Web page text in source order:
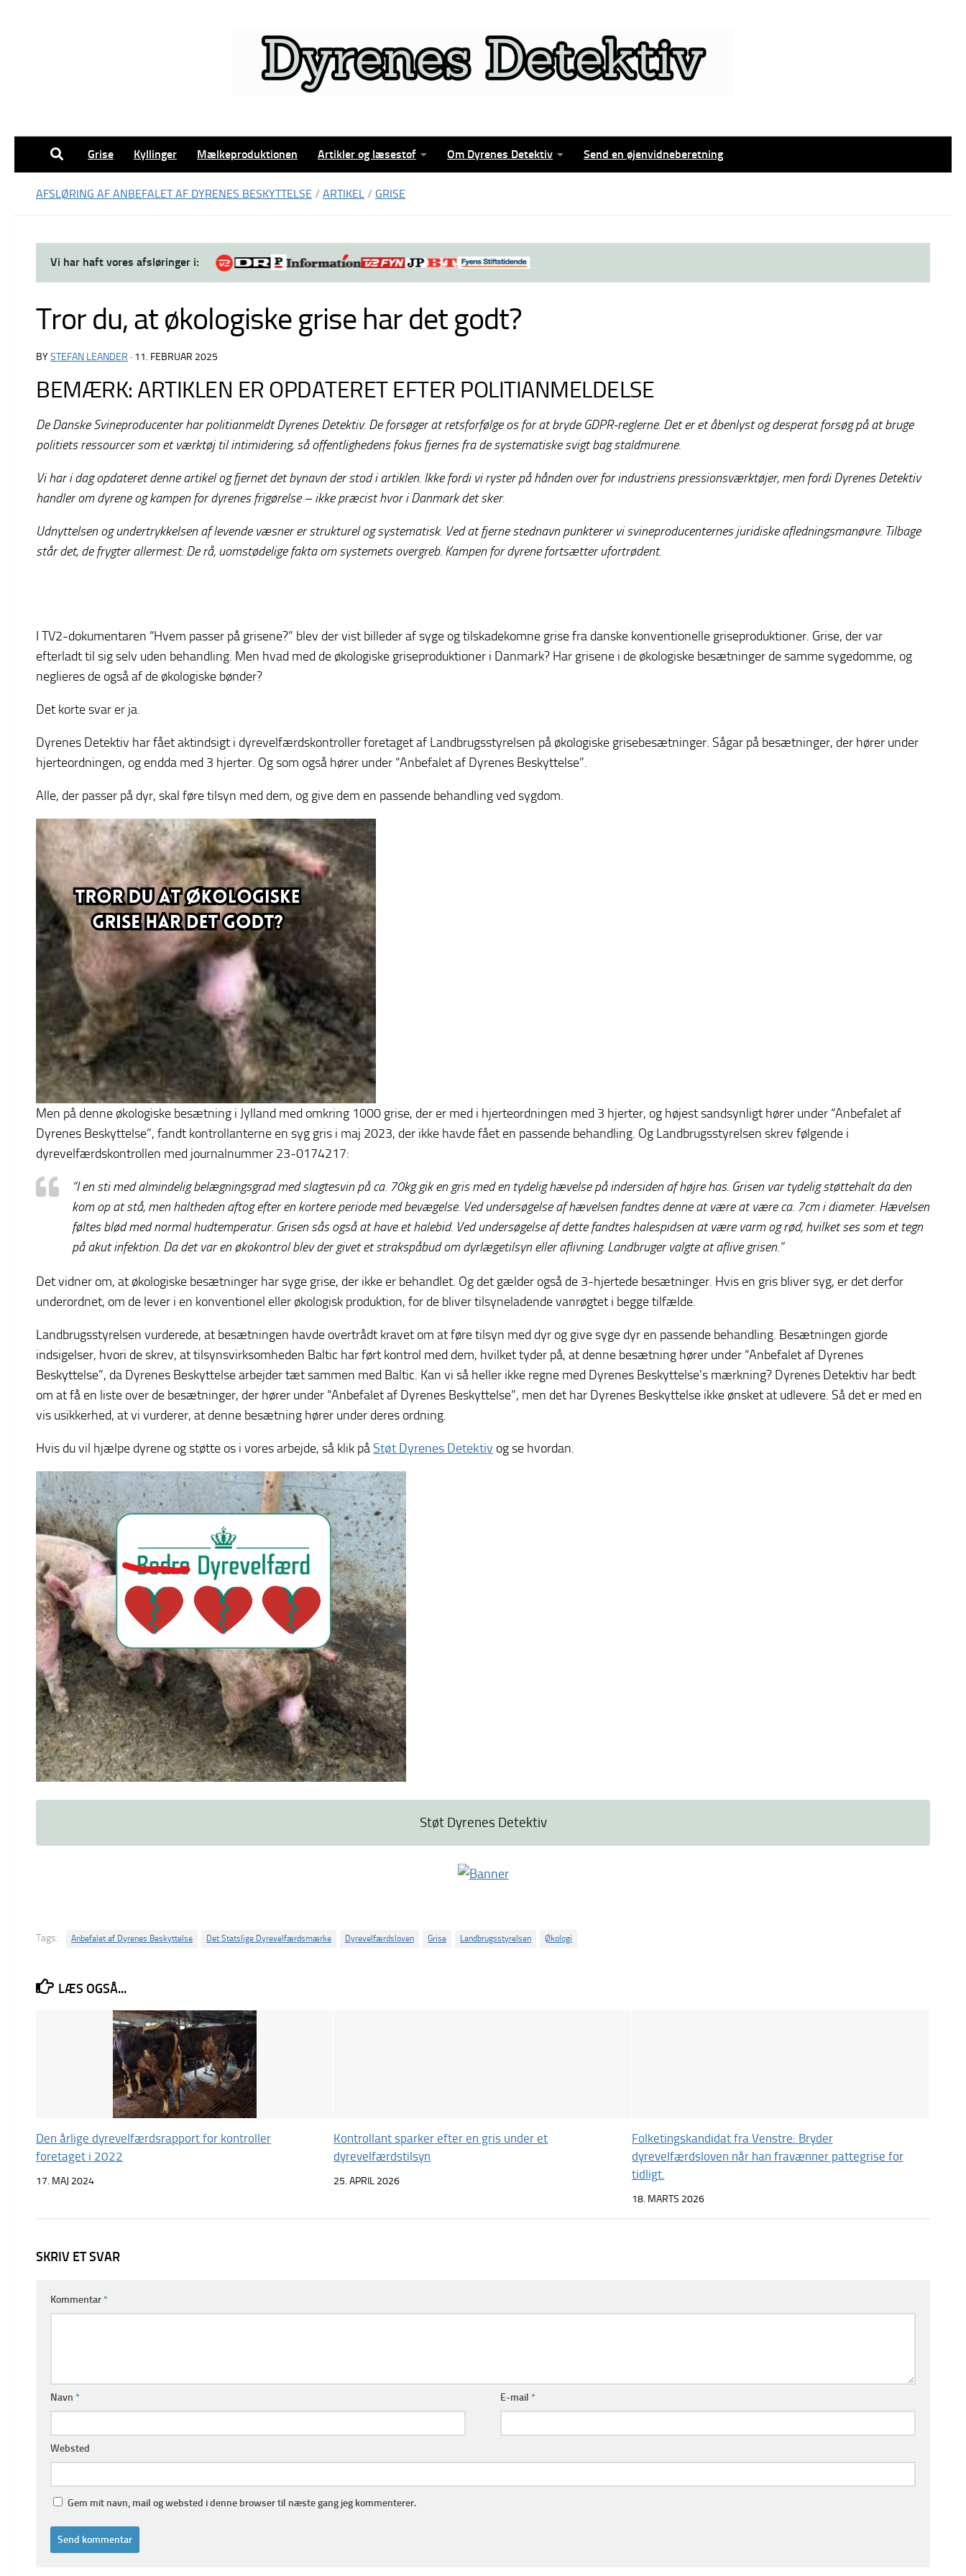
Grise Kyllinger Mælkeproduktionen Artikler og læsestof Om Dyrenes Detektiv Send en øjenvidneberetning
AFSLØRING AF ANBEFALET AF DYRENES BESKYTTELSE / ARTIKEL / GRISE
Vi har haft vores afsløringer i:
Tror du, at økologiske grise har det godt?
BYSTEFAN LEANDER · 11. FEBRUAR 2025
BEMÆRK: ARTIKLEN ER OPDATERET EFTER POLITIANMELDELSE
De Danske Svineproducenter har politianmeldt Dyrenes Detektiv. De forsøger at retsforfølge os for at bryde GDPR-reglerne. Det er et åbenlyst og desperat forsøg på at bruge
politiets ressourcer som et værktøj til intimidering, så offentlighedens fokus fjernes fra de systematiske svigt bag staldmurene.
Vi har i dag opdateret denne artikel og fjernet det bynavn der stod i artiklen. Ikke fordi vi ryster på hånden over for industriens pressionsværktøjer, men fordi Dyrenes Detektiv
handler om dyrene og kampen for dyrenes frigørelse – ikke præcist hvor i Danmark det sker.
Udnyttelsen og undertrykkelsen af levende væsner er strukturel og systematisk. Ved at fjerne stednavn punkterer vi svineproducenternes juridiske afledningsmanøvre. Tilbage
står det, de frygter allermest: De rå, uomstødelige fakta om systemets overgreb. Kampen for dyrene fortsætter ufortrødent.
I TV2-dokumentaren “Hvem passer på grisene?” blev der vist billeder af syge og tilskadekomne grise fra danske konventionelle griseproduktioner. Grise, der var
efterladt til sig selv uden behandling. Men hvad med de økologiske griseproduktioner i Danmark? Har grisene i de økologiske besætninger de samme sygedomme, og
neglieres de også af de økologiske bønder?
Det korte svar er ja.
Dyrenes Detektiv har fået aktindsigt i dyrevelfærdskontroller foretaget af Landbrugsstyrelsen på økologiske grisebesætninger. Sågar på besætninger, der hører under
hjerteordningen, og endda med 3 hjerter. Og som også hører under “Anbefalet af Dyrenes Beskyttelse”.
Alle, der passer på dyr, skal føre tilsyn med dem, og give dem en passende behandling ved sygdom.
Men på denne økologiske besætning i Jylland med omkring 1000 grise, der er med i hjerteordningen med 3 hjerter, og højest sandsynligt hører under “Anbefalet af
Dyrenes Beskyttelse”, fandt kontrollanterne en syg gris i maj 2023, der ikke havde fået en passende behandling. Og Landbrugsstyrelsen skrev følgende i
dyrevelfærdskontrollen med journalnummer 23-0174217:
“I en sti med almindelig belægningsgrad med slagtesvin på ca. 70kg gik en gris med en tydelig hævelse på indersiden af højre has. Grisen var tydelig støttehalt da den
kom op at stå, men haltheden aftog efter en kortere periode med bevægelse. Ved undersøgelse af hævelsen fandtes denne at være at være ca. 7cm i diameter. Hævelsen
føltes blød med normal hudtemperatur. Grisen sås også at have et halebid. Ved undersøgelse af dette fandtes halespidsen at være varm og rød, hvilket ses som et tegn
på akut infektion. Da det var en økokontrol blev der givet et strakspåbud om dyrlægetilsyn eller aflivning. Landbruger valgte at aflive grisen.”
Det vidner om, at økologiske besætninger har syge grise, der ikke er behandlet. Og det gælder også de 3-hjertede besætninger. Hvis en gris bliver syg, er det derfor
underordnet, om de lever i en konventionel eller økologisk produktion, for de bliver tilsyneladende vanrøgtet i begge tilfælde.
Landbrugsstyrelsen vurderede, at besætningen havde overtrådt kravet om at føre tilsyn med dyr og give syge dyr en passende behandling. Besætningen gjorde
indsigelser, hvori de skrev, at tilsynsvirksomheden Baltic har ført kontrol med dem, hvilket tyder på, at denne besætning hører under “Anbefalet af Dyrenes
Beskyttelse”, da Dyrenes Beskyttelse arbejder tæt sammen med Baltic. Kan vi så heller ikke regne med Dyrenes Beskyttelse’s mærkning? Dyrenes Detektiv har bedt
om at få en liste over de besætninger, der hører under “Anbefalet af Dyrenes Beskyttelse”, men det har Dyrenes Beskyttelse ikke ønsket at udlevere. Så det er med en
vis usikkerhed, at vi vurderer, at denne besætning hører under deres ordning.
Hvis du vil hjælpe dyrene og støtte os i vores arbejde, så klik påStøt Dyrenes Detektiv og se hvordan.
Støt Dyrenes Detektiv
Tags: Anbefalet af Dyrenes Beskyttelse Det Statslige Dyrevelfærdsmærke Dyrevelfærdsloven Grise Landbrugsstyrelsen Økologi
LÆS OGSÅ...
Den årlige dyrevelfærdsrapport for kontroller
foretaget i 2022
17. MAJ 2024
Kontrollant sparker efter en gris under et
dyrevelfærdstilsyn
25. APRIL 2026
Folketingskandidat fra Venstre: Bryder
dyrevelfærdsloven når han fravænner pattegrise for
tidligt.
18. MARTS 2026
SKRIV ET SVAR
Kommentar*
Navn * E-mail*
Websted
Gem mit navn, mail og websted i denne browser til næste gang jeg kommenterer.